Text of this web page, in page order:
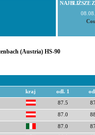
NAJBLIŻSZE
(Austria) HS-90
kraj odl. 1
87.5
87.0
87.0